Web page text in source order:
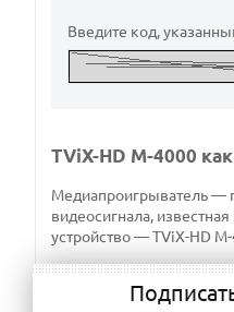
Введите код,
TViX-HD M-4000
Медиапроигрыватель —
видеосигнала,
устройство — TViX-HD